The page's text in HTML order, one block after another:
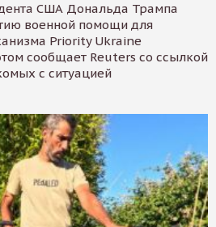
США Дональда Трампа
военной помощи для
Priority Ukraine
сообщает Reuters со ссылкой
с ситуацией